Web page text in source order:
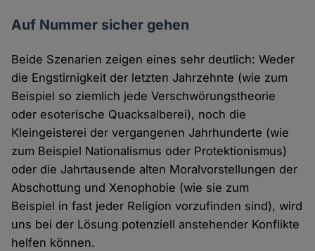
Auf Nummer sicher gehen
Beide Szenarien zeigen eines sehr deutlich: Weder
die Engstirnigkeit der letzten Jahrzehnte (wie zum
Beispiel so ziemlich jede Verschwörungstheorie
oder esoterische Quacksalberei), noch die
Kleingeisterei der vergangenen Jahrhunderte (wie
zum Beispiel Nationalismus oder Protektionismus)
oder die Jahrtausende alten Moralvorstellungen der
Abschottung und Xenophobie (wie sie zum
Beispiel in fast jeder Religion vorzufinden sind), wird
uns bei der Lösung potenziell anstehender Konflikte
helfen können.